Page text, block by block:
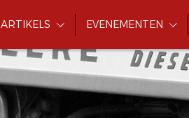
ARTIKELS EVENEMENTEN